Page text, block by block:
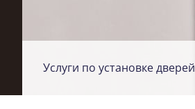
Услуги по установке дверей